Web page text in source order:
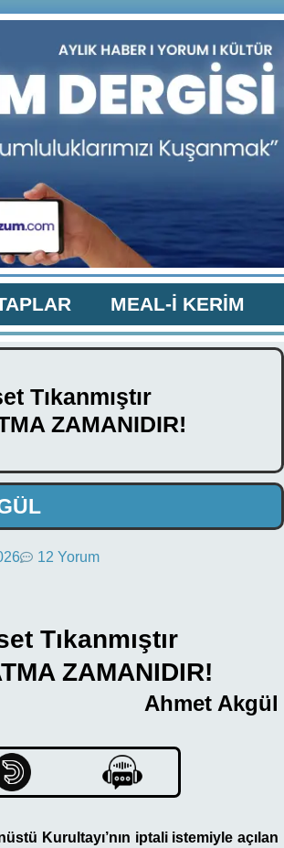
MEAL-İ KERİM
Tıkanmıştır
ZAMANIDIR!
12 Yorum
Tıkanmıştır
ZAMANIDIR!
Ahmet Akgül
Kurultayı’nın iptali istemiyle açılan